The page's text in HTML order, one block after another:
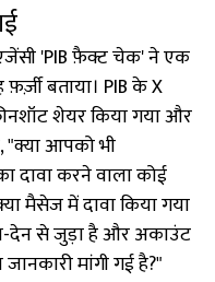
'PIB फ़ैक्ट चेक' ने एक
बताया। PIB के X
शेयर किया गया और
"क्या आपको भी
दावा करने वाला कोई
मैसेज में दावा किया गया
देन से जुड़ा है और अकाउंट
मांगी गई है?"